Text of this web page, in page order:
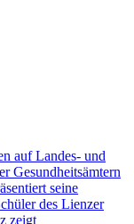
auf Landes- und
Gesundheitsämtern
seine
des Lienzer
zeigt